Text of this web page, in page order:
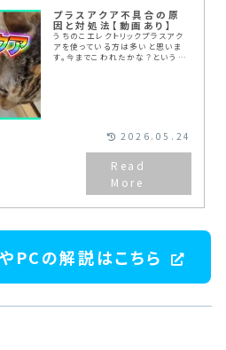
プラスアクア不具合の原
因と対処法【動画あり】
うちのこエレクトリックプラスアク
アを使っている方は多いと思いま
す。今までこわれたかな？というこ
2026.05.24
の解説はこちら